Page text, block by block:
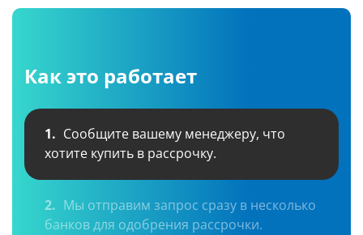
Как это работает
1. Сообщите вашему менеджеру, что
хотите купить в рассрочку.
2. Мы отправим запрос сразу в несколько
банков для одобрения рассрочки.